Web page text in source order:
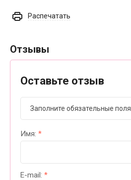
Распечатать
Отзывы
Оставьте отзыв
Заполните обязательные поля
Имя: *
E-mail: *